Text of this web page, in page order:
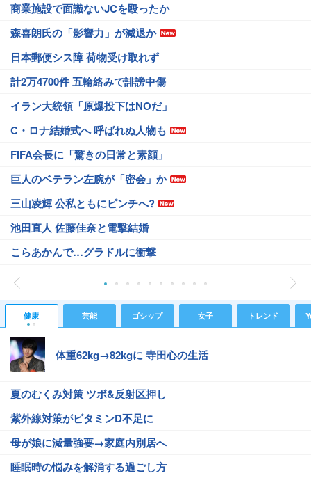
商業施設で面識ないJCを殴ったか
森喜朗氏の「影響力」が減退か
日本郵便シス障 荷物受け取れず
計2万4700件 五輪絡みで誹謗中傷
イラン大統領「原爆投下はNOだ」
C・ロナ結婚式へ 呼ばれぬ人物も
FIFA会長に「驚きの日常と素顔」
巨人のベテラン左腕が「密会」か
三山凌輝 公私ともにピンチへ?
池田直人 佐藤佳奈と電撃結婚
こらあかんで…グラドルに衝撃
健康 芸能 ゴシップ 女子 トレンド
体重62kg→82kgに 寺田心の生活
夏のむくみ対策 ツボ&反射区押し
紫外線対策がビタミンD不足に
母が娘に減量強要→家庭内別居へ
睡眠時の悩みを解消する過ごし方